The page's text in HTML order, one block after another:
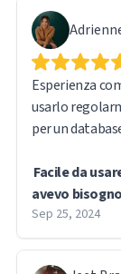
Esperienza
usarlo
per un
Facile da
avevo bisogno
Sep 25, 2024